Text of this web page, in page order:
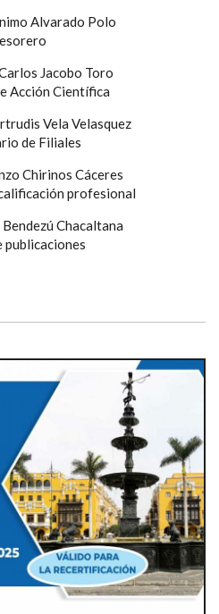
Alvarado Polo
Jacobo Toro
Acción Científica
Vela Velasquez
de Filiales
Chirinos Cáceres
profesional
Chacaltana
publicaciones